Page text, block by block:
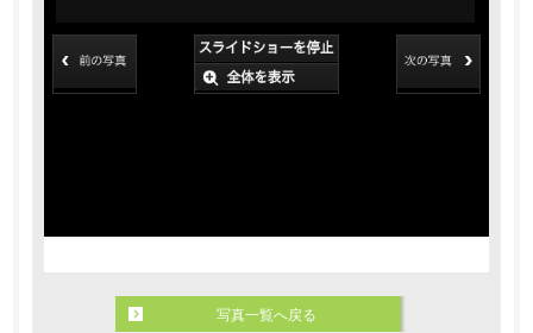
写真一覧へ戻る